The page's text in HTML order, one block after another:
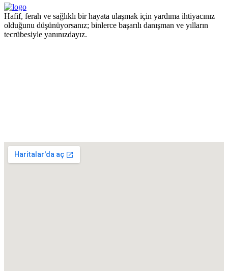
Hafif, ferah ve sağlıklı bir hayata ulaşmak için yardıma ihtiyacınız
olduğunu düşünüyorsanız; binlerce başarılı danışman ve yılların
tecrübesiyle yanınızdayız.